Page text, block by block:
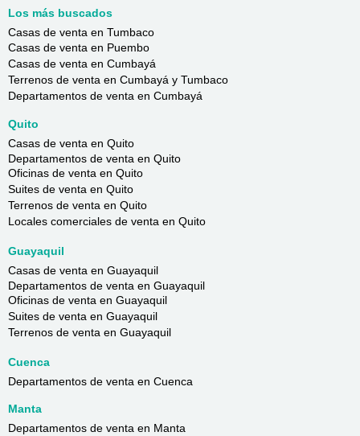
Los más buscados
Casas de venta en Tumbaco
Casas de venta en Puembo
Casas de venta en Cumbayá
Terrenos de venta en Cumbayá y Tumbaco
Departamentos de venta en Cumbayá
Quito
Casas de venta en Quito
Departamentos de venta en Quito
Oficinas de venta en Quito
Suites de venta en Quito
Terrenos de venta en Quito
Locales comerciales de venta en Quito
Guayaquil
Casas de venta en Guayaquil
Departamentos de venta en Guayaquil
Oficinas de venta en Guayaquil
Suites de venta en Guayaquil
Terrenos de venta en Guayaquil
Cuenca
Departamentos de venta en Cuenca
Manta
Departamentos de venta en Manta